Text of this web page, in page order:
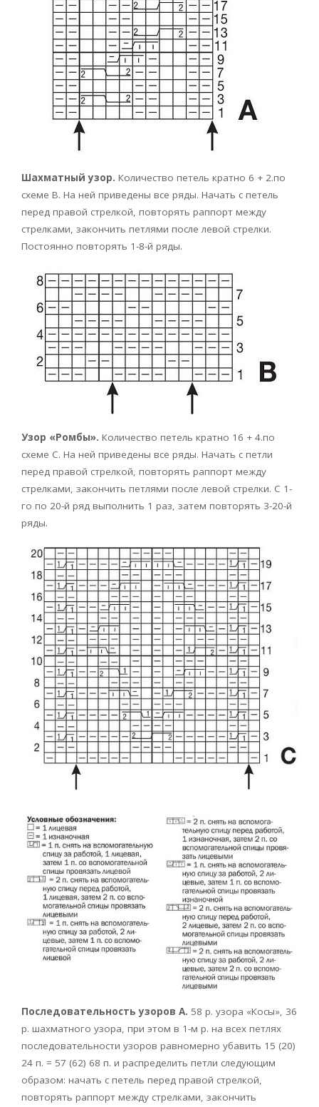
Шахматный узор. Количество петель кратно 6 + 2.по
схеме В. На ней приведены все ряды. Начать с петель
перед правой стрелкой, повторять раппорт между
стрелками, закончить петлями после левой стрелки.
Постоянно повторять 1-8-й ряды.
Узор «Ромбы». Количество петель кратно 16 + 4.по
схеме С. На ней приведены все ряды. Начать с петли
перед правой стрелкой, повторять раппорт между
стрелками, закончить петлями после левой стрелки. С 1-
го по 20-й ряд выполнить 1 раз, затем повторять 3-20-й
ряды.
Последовательность узоров А. 58 р. узора «Косы», 36
р. шахматного узора, при этом в 1-м р. на всех петлях
последовательности узоров равномерно убавить 15 (20)
24 п. = 57 (62) 68 п. и распределить петли следующим
образом: начать с петель перед правой стрелкой,
повторять раппорт между стрелками, закончить